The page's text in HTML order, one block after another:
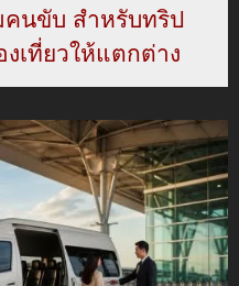
คนขับ สำหรับทริป
เที่ยวให้แตกต่าง